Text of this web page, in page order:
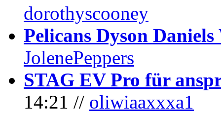
dorothyscooney
Pelicans Dyson
JolenePeppers
STAG EV Pro für
14:21 // oliwiaaxxxa1